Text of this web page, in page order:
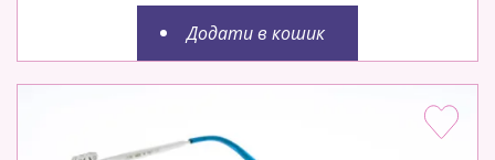
Додати в кошик